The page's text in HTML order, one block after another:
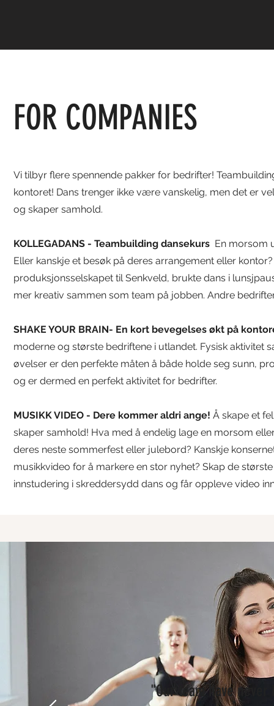
FOR COMPANIES
Vi tilbyr flere spennende pakker for bedrifter!
kontoret! Dans trenger ikke være vanskelig, men det er
og skaper samhold.
KOLLEGADANS - Teambuilding dansekurs En morsom
Eller kanskje et besøk på deres arrangement eller
produksjonsselskapet til Senkveld, brukte dans i
mer kreativ sammen som team på jobben. Andre
SHAKE YOUR BRAIN- En kort bevegelses økt på
moderne og største bedriftene i utlandet. Fysisk aktivitet
øvelser er den perfekte måten å både holde seg sunn,
og er dermed en perfekt aktivitet for bedrifter.
MUSIKK VIDEO - Dere kommer aldri ange! Å skape et
skaper samhold! Hva med å endelig lage en morsom
deres neste sommerfest eller julebord? Kanskje
musikkvideo for å markere en stor nyhet? Skap de
innstudering i skreddersydd dans og får oppleve video
"Our team have